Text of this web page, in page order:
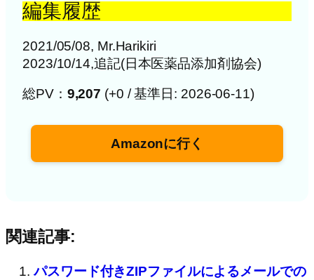
編集履歴
2021/05/08, Mr.Harikiri
2023/10/14,追記(日本医薬品添加剤協会)
総PV： 9,207 (+0 / 基準日: 2026-06-11)
Amazonに行く
関連記事:
パスワード付きZIPファイルによるメールでの